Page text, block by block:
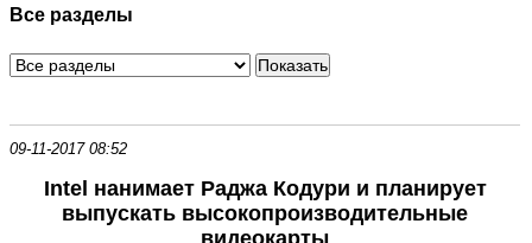
Программное обеспечение
Все разделы
09-11-2017 08:52
Intel нанимает Раджа Кодури и планирует
выпускать высокопроизводительные